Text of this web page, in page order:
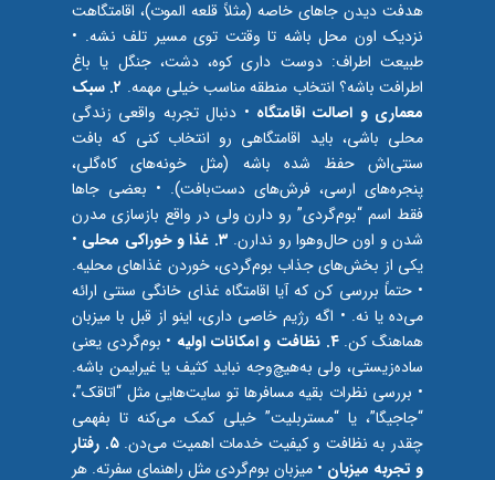
هدفت دیدن جاهای خاصه (مثلاً قلعه الموت)، اقامتگاهت
نزدیک اون محل باشه تا وقتت توی مسیر تلف نشه. •
طبیعت اطراف: دوست داری کوه، دشت، جنگل یا باغ
اطرافت باشه؟ انتخاب منطقه مناسب خیلی مهمه. ۲. سبک
معماری و اصالت اقامتگاه • دنبال تجربه واقعی زندگی
محلی باشی، باید اقامتگاهی رو انتخاب کنی که بافت
سنتی‌اش حفظ شده باشه (مثل خونه‌های کاه‌گلی،
پنجره‌های ارسی، فرش‌های دست‌بافت). • بعضی جاها
فقط اسم “بوم‌گردی” رو دارن ولی در واقع بازسازی مدرن
شدن و اون حال‌و‌هوا رو ندارن. ۳. غذا و خوراکی محلی
•
یکی از بخش‌های جذاب بوم‌گردی، خوردن غذاهای محلیه.
• حتماً بررسی کن که آیا اقامتگاه غذای خانگی سنتی ارائه
می‌ده یا نه. • اگه رژیم خاصی داری، اینو از قبل با میزبان
هماهنگ کن.۴. نظافت و امکانات اولیه
• بوم‌گردی یعنی
ساده‌زیستی، ولی به‌هیچ‌وجه نباید کثیف یا غیرایمن باشه.
• بررسی نظرات بقیه مسافرها تو سایت‌هایی مثل “اتاقک”،
“جاجیگا”، یا “مستربلیت” خیلی کمک می‌کنه تا بفهمی
چقدر به نظافت و کیفیت خدمات اهمیت می‌دن. ۵. رفتار
و تجربه میزبان • میزبان بوم‌گردی مثل راهنمای سفرته. هر